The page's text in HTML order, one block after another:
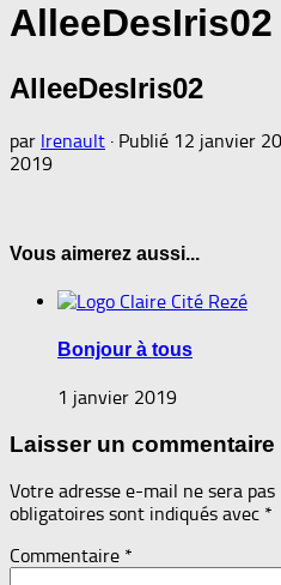
AlleeDesIris02
AlleeDesIris02
par lrenault · Publié 12 janvier
2019
Vous aimerez aussi...
Bonjour à tous
1 janvier 2019
Laisser un commentaire
Votre adresse e-mail ne sera pas
obligatoires sont indiqués avec *
Commentaire *